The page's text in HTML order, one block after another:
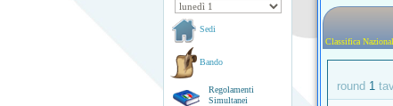
Sedi
Bando
Regolamenti
Simultanei
Classifica
round 1